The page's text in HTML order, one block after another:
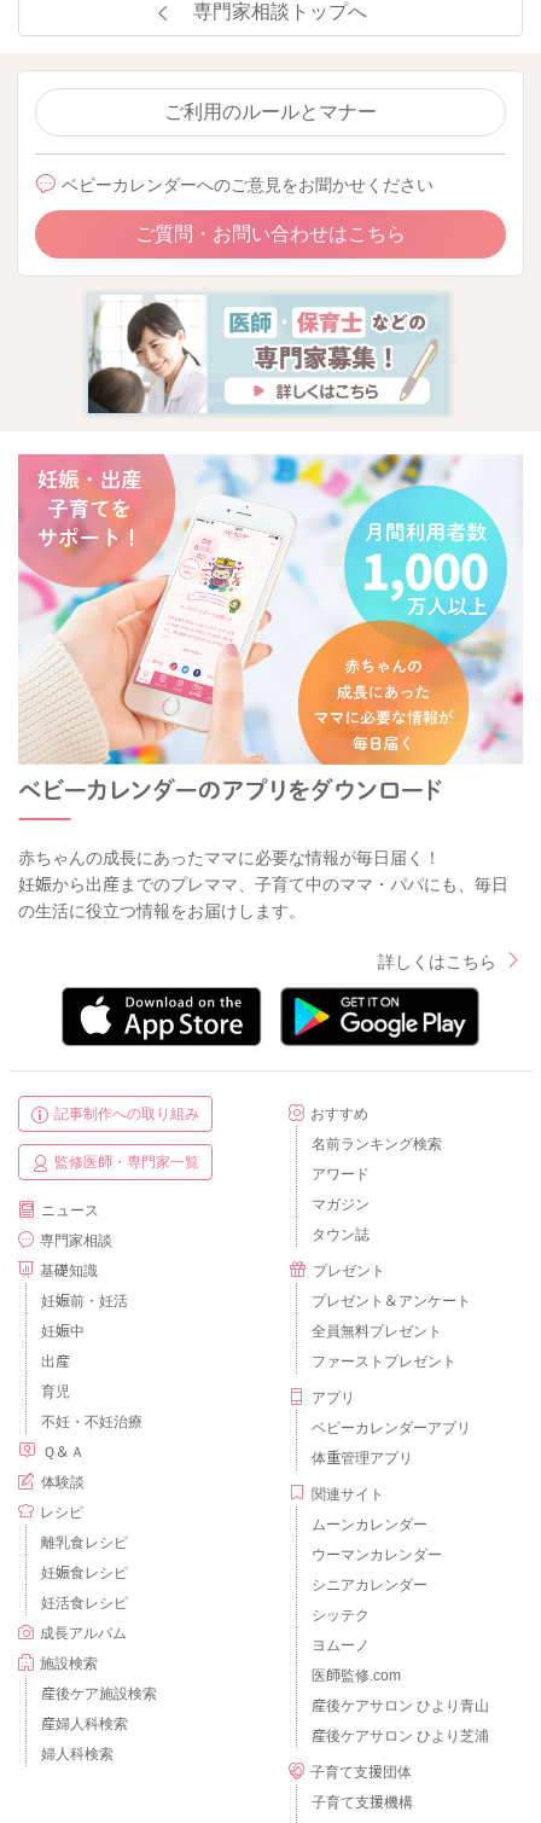
大変恐縮ではございますが、新しい内容のご相談に関しまして
同じようなお悩みをお持ちの方が相談を簡単に検索できること
間ではございますが、ご理解いただけますと幸いです。
これからもベビーカレンダーの専門家相談コーナーをよろしく
お願いいたします。
2026/5/17 16:03
専門家相談トップへ
ご利用のルールとマナー
ベビーカレンダーへのご意見をお聞かせください
ご質問・お問い合わせはこちら
赤ちゃんの成長にあったママに必要な情報が毎日届く！
妊娠から出産までのプレママ、子育て中のママ・パパにも、毎日
の生活に役立つ情報をお届けします。
詳しくはこちら
記事制作への取り組み
監修医師・専門家一覧
ニュース
専門家相談
基礎知識
妊娠前・妊活
妊娠中
出産
育児
不妊・不妊治療
Ｑ＆Ａ
体験談
レシピ
離乳食レシピ
妊娠食レシピ
妊活食レシピ
成長アルバム
施設検索
産後ケア施設検索
産婦人科検索
婦人科検索
おすすめ
名前ランキング検索
アワード
マガジン
タウン誌
プレゼント
プレゼント＆アンケート
全員無料プレゼント
ファーストプレゼント
アプリ
ベビーカレンダーアプリ
体重管理アプリ
関連サイト
ムーンカレンダー
ウーマンカレンダー
シニアカレンダー
シッテク
ヨムーノ
医師監修.com
産後ケアサロン ひより青山
産後ケアサロン ひより芝浦
子育て支援団体
子育て支援機構